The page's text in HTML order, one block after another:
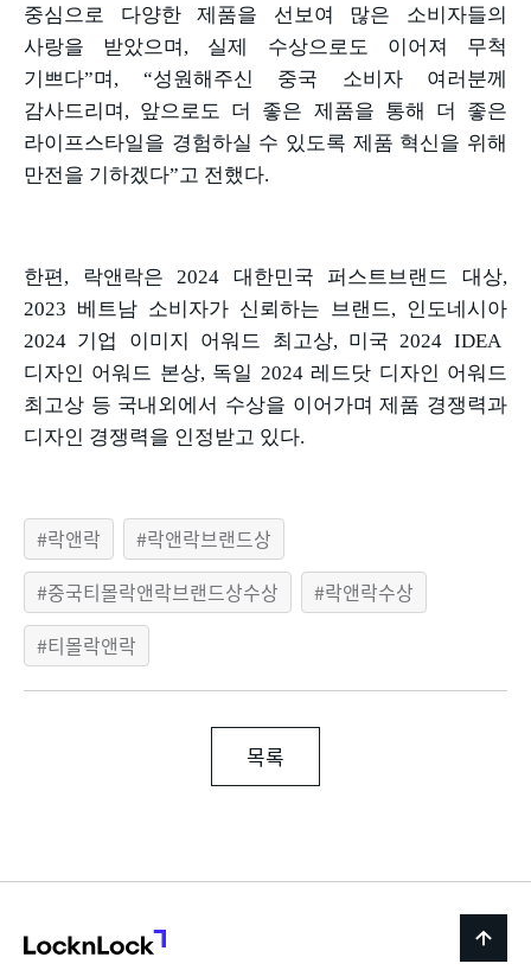
중심으로 다양한 제품을 선보여 많은 소비자들의
사랑을 받았으며 , 실제 수상으로도 이어져 무척
기쁘다”며 , “성원해주신 중국 소비자 여러분께
감사드리며 , 앞으로도 더 좋은 제품을 통해 더 좋은
라이프스타일을 경험하실 수 있도록 제품 혁신을 위해
만전을 기하겠다”고 전했다.
한편, 락앤락은 2024 대한민국 퍼스트브랜드 대상,
2023 베트남 소비자가 신뢰하는 브랜드, 인도네시아
2024 기업 이미지 어워드 최고상, 미국 2024 IDEA
디자인 어워드 본상, 독일 2024 레드닷 디자인 어워드
최고상 등 국내외에서 수상을 이어가며 제품 경쟁력과
디자인 경쟁력을 인정받고 있다.
락앤락
락앤락브랜드상
중국티몰락앤락브랜드상수상
락앤락수상
티몰락앤락
목록
back